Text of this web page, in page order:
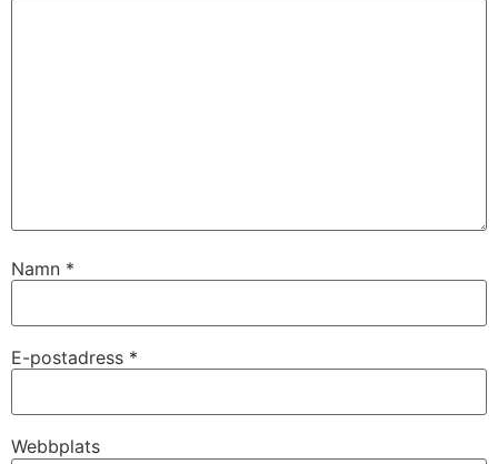
Namn *
E-postadress *
Webbplats